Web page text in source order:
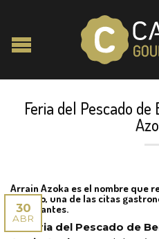
Feria del Pescado
30
ABR
Arrain Azoka es el nombre que
Bermeo, una de las citas
importantes.
Feria del Pescado de